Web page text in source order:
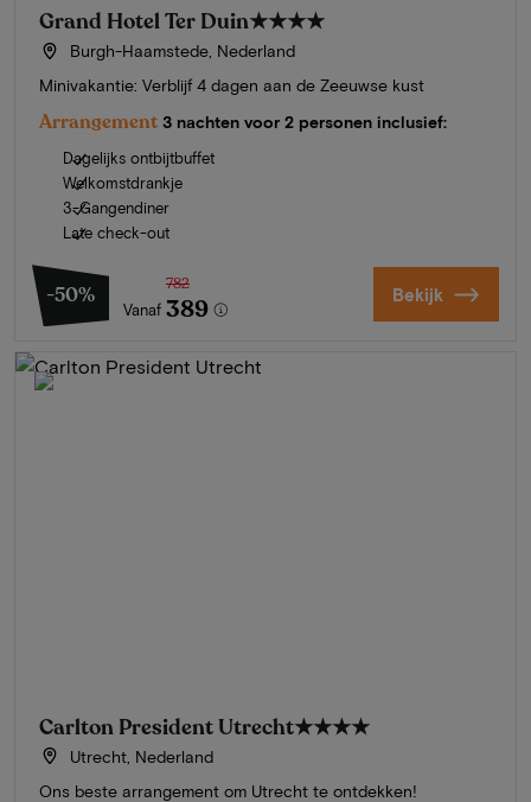
Grand Hotel Ter Duin★★★★
Burgh-Haamstede, Nederland
Minivakantie: Verblijf 4 dagen aan de Zeeuwse kust
Arrangement 3 nachten voor 2 personen inclusief:
Dagelijks ontbijtbuffet
Welkomstdrankje
3-Gangendiner
Late check-out
-50%
Vanaf
782
389 Bekijk
Carlton President Utrecht★★★★
Utrecht, Nederland
Ons beste arrangement om Utrecht te ontdekken!